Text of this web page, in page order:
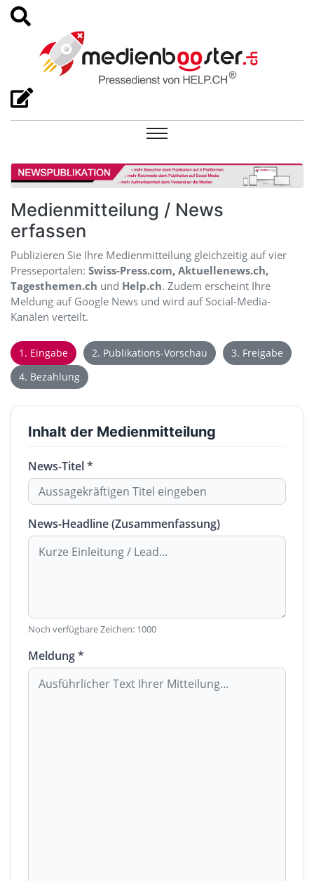
Medienmitteilung / News
erfassen
Publizieren Sie Ihre Medienmitteilung gleichzeitig auf vier
Presseportalen: Swiss-Press.com, Aktuellenews.ch,
Tagesthemen.ch und Help.ch. Zudem erscheint Ihre
Meldung auf Google News und wird auf Social-Media-
Kanälen verteilt.
1. Eingabe 2. Publikations-Vorschau
3. Freigabe
4. Bezahlung
Inhalt der Medienmitteilung
News-Titel *
News-Headline (Zusammenfassung)
Noch verfügbare Zeichen: 1000
Meldung *